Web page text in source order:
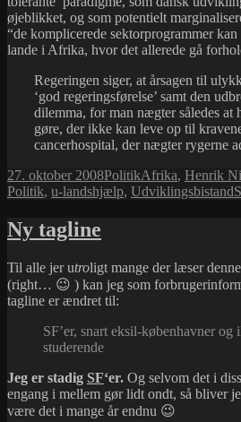
øjeblikket, og som potentielt
“de komplicerede sektorprogrammer
lande i Afrika, hvor det allerede gå
Regeringen siger, at årsagen til
‘god regeringsførelse’ samt den
dilemma, for man nægter således at
gøre, der ikke kan leve op til
cancerhospital, der nægter rygerne
Udgivet
i
27. oktober 2008Kategorier
PolitikTags
Afrika, Henrik
Politik, u-landshjælp, Udviklingsbistand
Ny tagline
Til alle jer utroligt mange der læser
(right… 😉 ) kan jeg som
tagline er ændret til:
SF’er, snart eksil-københavner
studerende
Jeg er stadig SF‘er. Og selvom det i
engang i mellem gør lidt ondt, så bliver
være det i mange år endnu 😉